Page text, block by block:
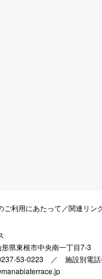
ご利用にあたって ／関連リン
県東根市中央南一丁目7-3
53-0223 ／ 施設別電